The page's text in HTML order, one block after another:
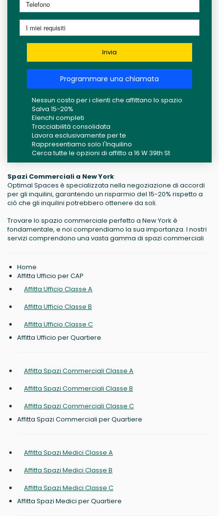
Invia
Programmare una chiamata
Nessun costo per i clienti che affittano lo spazio
Salva 15-20%
Elenchi completi
Tracciabilità consolidata
Lavora esclusivamente per te
Rappresentiamo solo l'Inquilino
Cerca tutte le opzioni di affitto a 16 W 39th St
Spazi Commerciali a New York
Optimal Spaces è specializzata nella negoziazione di accordi
per gli inquilini, garantendo un risparmio del 15-20% rispetto a
ciò che gli inquilini potrebbero ottenere da soli.
Trovare lo spazio commerciale perfetto a New York è
fondamentale, e noi comprendiamo la sua importanza. I nostri
servizi comprendono una vasta gamma di spazi commerciali
Home
Affitta Ufficio per CAP
Affitta Ufficio Classe A
Affitta Ufficio Classe B
Affitta Ufficio Classe C
Affitta Ufficio per Quartiere
Affitta Spazi Commerciali Classe A
Affitta Spazi Commerciali Classe B
Affitta Spazi Commerciali Classe C
Affitta Spazi Commerciali per Quartiere
Affitta Spazi Medici Classe A
Affitta Spazi Medici Classe B
Affitta Spazi Medici Classe C
Affitta Spazi Medici per Quartiere